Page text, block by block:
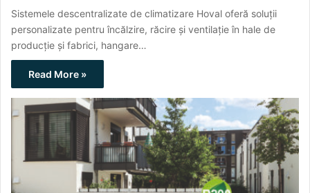
Sistemele descentralizate de climatizare Hoval oferă soluții
personalizate pentru încălzire, răcire și ventilație în hale de
producție și fabrici, hangare…
Read More »